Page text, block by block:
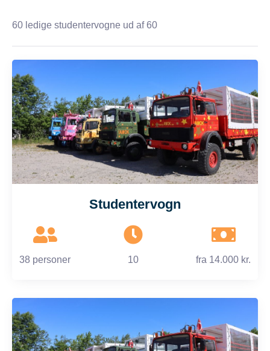
60 ledige studentervogne ud af 60
Studentervogn
38 personer 10 fra 14.000 kr.